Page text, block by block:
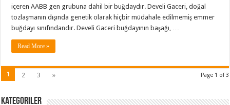
içeren AABB gen grubuna dahil bir buğdaydır. Develi Gaceri, doğal
tozlaşmanın dışında genetik olarak hiçbir müdahale edilmemiş emmer
buğdayı sınıfındandır. Develi Gaceri buğdayının başağı, …
Read More »
Page 1 of 3
1 2 3 »
Kategoriler